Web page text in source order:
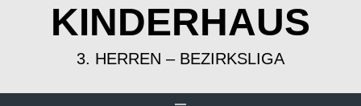
KINDERHAUS
3. HERREN – BEZIRKSLIGA